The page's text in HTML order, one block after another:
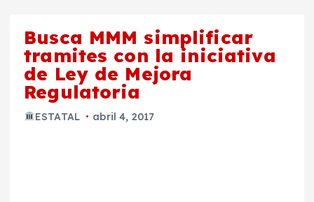
Busca MMM simplificar
tramites con la iniciativa
de Ley de Mejora
Regulatoria
ESTATAL abril 4, 2017